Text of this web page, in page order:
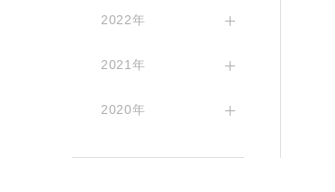
2022年
2021年
2020年